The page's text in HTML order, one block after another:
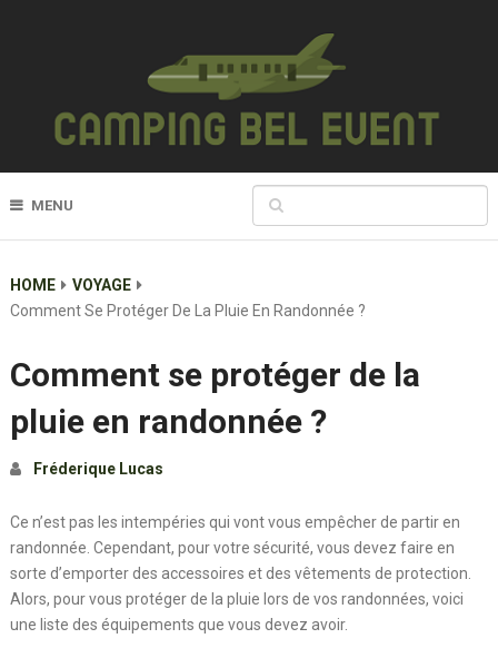
MENU
HOME
VOYAGE
Comment Se Protéger De La Pluie En Randonnée ?
Comment se protéger de la
pluie en randonnée ?
Fréderique Lucas
Ce n’est pas les intempéries qui vont vous empêcher de partir en
randonnée. Cependant, pour votre sécurité, vous devez faire en
sorte d’emporter des accessoires et des vêtements de protection.
Alors, pour vous protéger de la pluie lors de vos randonnées, voici
une liste des équipements que vous devez avoir.